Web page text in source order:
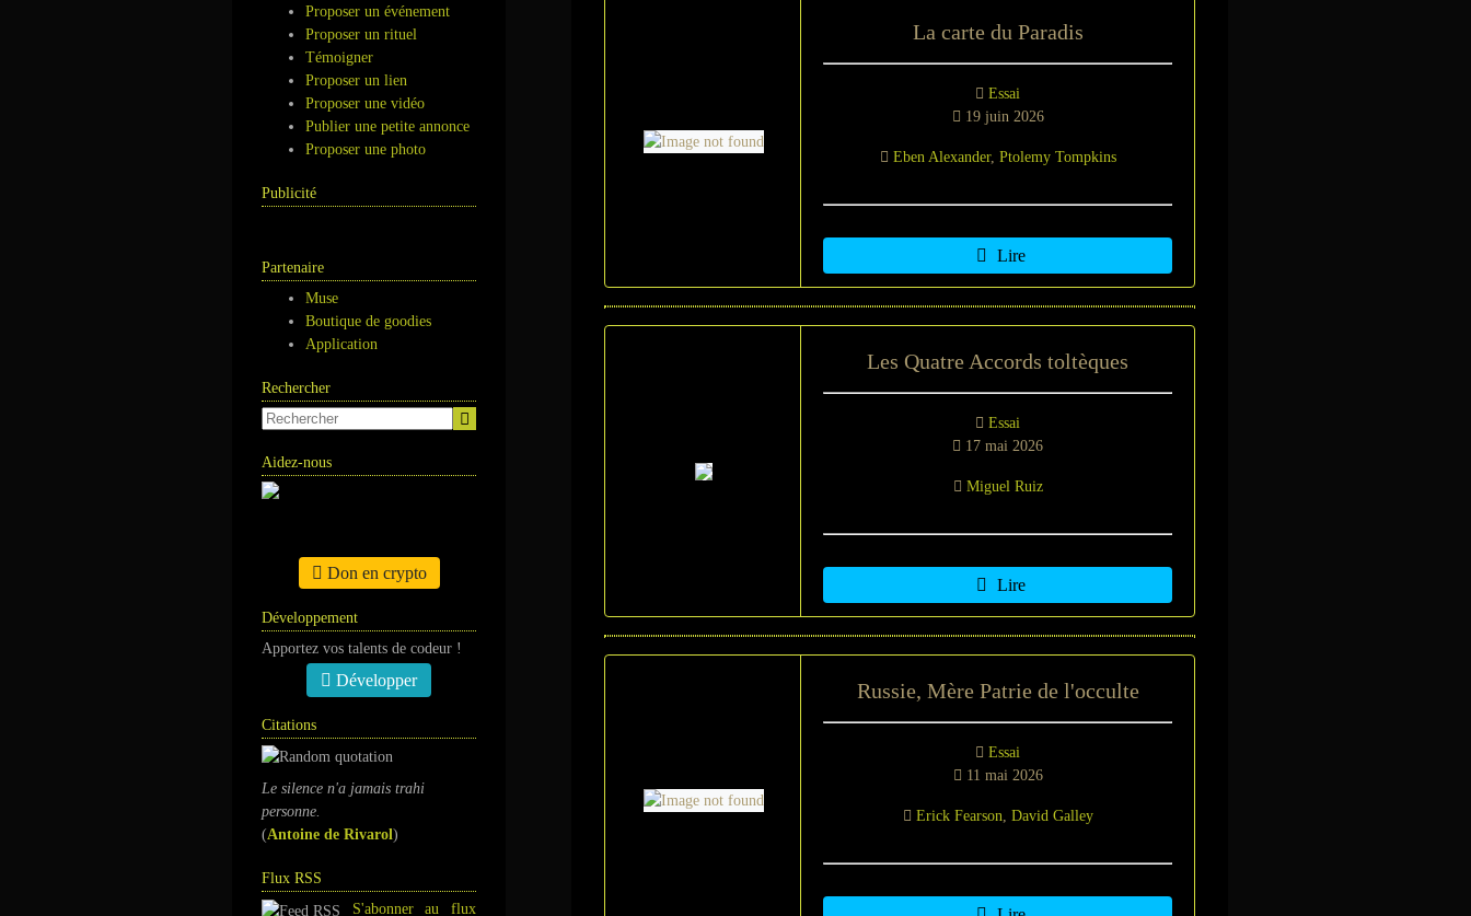
Proposer un événement
Proposer un rituel
Témoigner
Proposer un lien
Proposer une vidéo
Publier une petite annonce
Proposer une photo
Publicité
Partenaire
Muse
Boutique de goodies
Application
Rechercher
Aidez-nous
Don en crypto
Développement
Apportez vos talents de codeur !
Développer
Citations
Le silence n'a jamais trahi
personne.
(Antoine de Rivarol)
Flux RSS
S'abonner au flux
La carte du Paradis
Essai
19 juin 2026
Eben Alexander, Ptolemy Tompkins
Lire
Les Quatre Accords toltèques
Essai
17 mai 2026
Miguel Ruiz
Lire
Russie, Mère Patrie de l'occulte
Essai
11 mai 2026
Erick Fearson David Galley